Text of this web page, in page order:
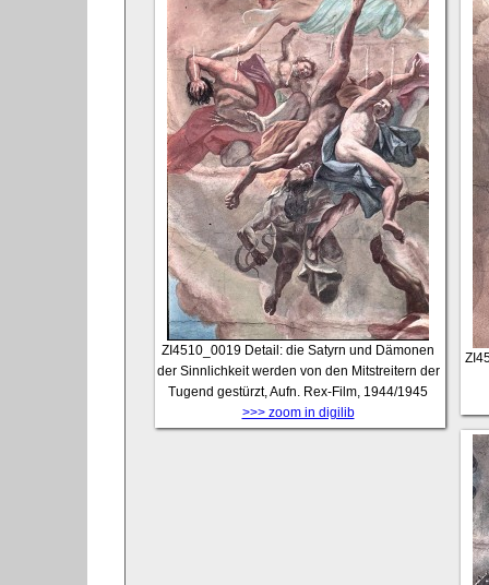
ZI4510_0019 Detail: die Satyrn und Dämonen
der Sinnlichkeit werden von den Mitstreitern der
Tugend gestürzt, Aufn. Rex-Film, 1944/1945
>>> zoom in digilib